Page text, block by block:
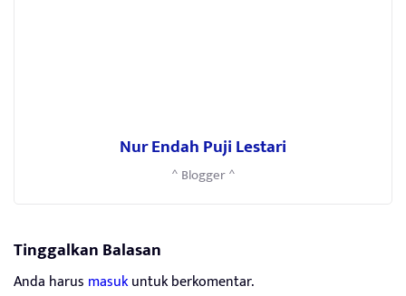
Nur Endah Puji Lestari
^ Blogger ^
Tinggalkan Balasan
Anda harus masukuntuk berkomentar.